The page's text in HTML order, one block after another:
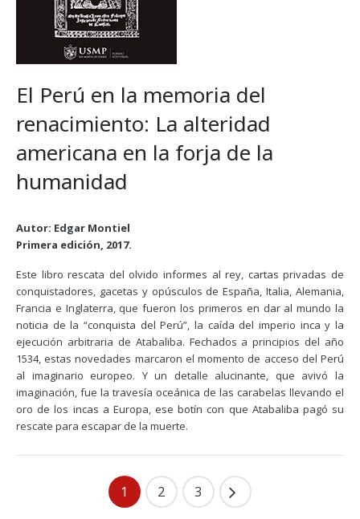
El Perú en la memoria del
renacimiento: La alteridad
americana en la forja de la
humanidad
Autor: Edgar Montiel
Primera edición, 2017.
Este libro rescata del olvido informes al rey, cartas privadas de
conquistadores, gacetas y opúsculos de España, Italia, Alemania,
Francia e Inglaterra, que fueron los primeros en dar al mundo la
noticia de la “conquista del Perú”, la caída del imperio inca y la
ejecución arbitraria de Atabaliba. Fechados a principios del año
1534, estas novedades marcaron el momento de acceso del Perú
al imaginario europeo. Y un detalle alucinante, que avivó la
imaginación, fue la travesía oceánica de las carabelas llevando el
oro de los incas a Europa, ese botín con que Atabaliba pagó su
rescate para escapar de la muerte.
1 2 3